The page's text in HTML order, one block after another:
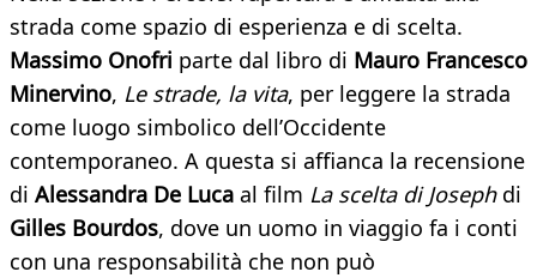
strada come spazio di esperienza e di scelta.
Massimo Onofri parte dal libro di Mauro Francesco
Minervino, Le strade, la vita, per leggere la strada
come luogo simbolico dell’Occidente
contemporaneo. A questa si affianca la recensione
di Alessandra De Luca al film La scelta di Josephdi
Gilles Bourdos, dove un uomo in viaggio fa i conti
con una responsabilità che non può